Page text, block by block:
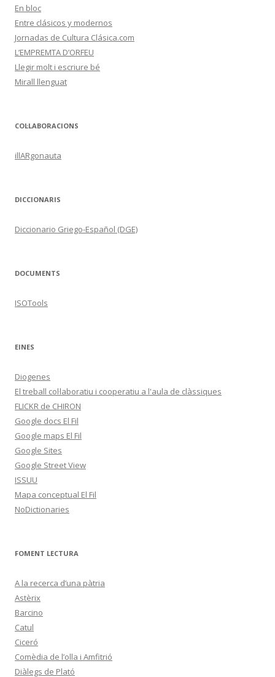
En bloc
Entre clásicos y modernos
Jornadas de Cultura Clásica.com
L’EMPREMTA D’ORFEU
Llegir molt i escriure bé
Mirall llenguat
COL·LABORACIONS
illARgonauta
DICCIONARIS
Diccionario Griego-Español (DGE)
DOCUMENTS
ISOTools
EINES
Diogenes
El treball col·laboratiu i cooperatiu a l'aula de clàssiques
FLICKR de CHIRON
Google docs El Fil
Google maps El Fil
Google Sites
Google Street View
ISSUU
Mapa conceptual El Fil
NoDictionaries
FOMENT LECTURA
A la recerca d’una pàtria
Astèrix
Barcino
Catul
Ciceró
Comèdia de l’olla i Amfitrió
Diàlegs de Plató